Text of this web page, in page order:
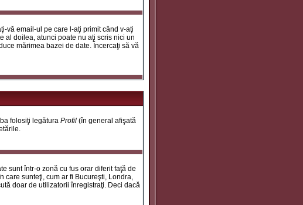
vă email-ul pe care l-aţi primit când v-aţi
al doilea, atunci poate nu aţi scris nici un
mărimea bazei de date. Încercaţi să vă
folosiţi legătura Profil (în general afişată
sunt într-o zonă cu fus orar diferit faţă de
care sunteţi, cum ar fi Bucureşti, Londra,
doar de utilizatorii înregistraţi. Deci dacă